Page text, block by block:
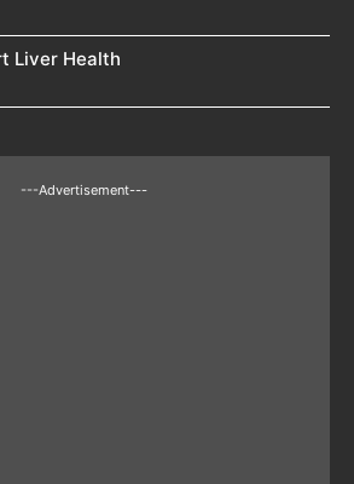
Liver Health
---Advertisement---